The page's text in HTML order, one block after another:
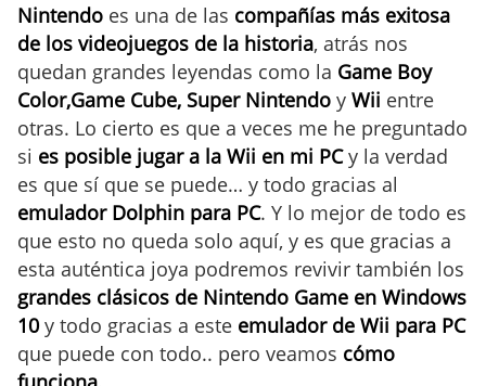
Nintendo es una de las compañías más exitosa
de los videojuegos de la historia, atrás nos
quedan grandes leyendas como la Game Boy
Color,Game Cube, Super Nintendo y Wii entre
otras. Lo cierto es que a veces me he preguntado
si es posible jugar a la Wii en mi PCy la verdad
es que sí que se puede… y todo gracias al
emulador Dolphin para PC. Y lo mejor de todo es
que esto no queda solo aquí, y es que gracias a
esta auténtica joya podremos revivir también los
grandes clásicos de Nintendo Game en Windows
10 y todo gracias a este emulador de Wii para PC
que puede con todo.. pero veamos cómo